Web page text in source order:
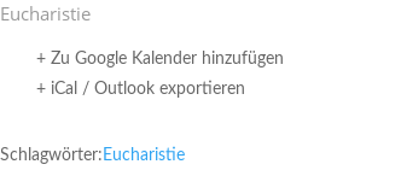
Eucha­ristie
+ Zu Google Kalender hinzufügen
+ iCal / Outlook exportieren
Schlagwörter: Eucharistie